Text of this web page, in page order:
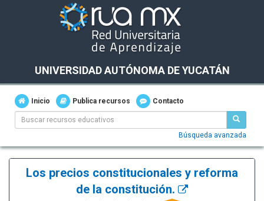
UNIVERSIDAD AUTÓNOMA DE YUCATÁN
Inicio Publica recursos Contacto
Búsqueda avanzada
Los precios constitucionales y reforma
de la constitución.